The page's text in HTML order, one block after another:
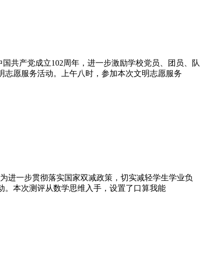
共产党成立102周年，进一步激励学校党员、团员、队
愿服务活动。上午八时，参加本次文明志愿服务
进一步贯彻落实国家双减政策，切实减轻学生学业负
。本次测评从数学思维入手，设置了口算我能